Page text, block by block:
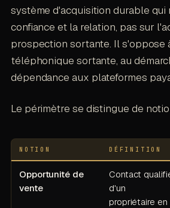
système d'acquisition durable qui
confiance et la relation, pas sur
prospection sortante. Il s'oppose
téléphonique sortante, au
dépendance aux plateformes
Le périmètre se distingue de
NOTION DÉFINITION
Opportunité de
vente
Contact
d'un
propriétaire en